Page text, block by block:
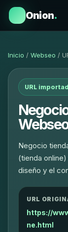
Onion.
Inicio / Webseo /
URL
Negocio
(tienda
diseño y el
URL
https://
ne.html